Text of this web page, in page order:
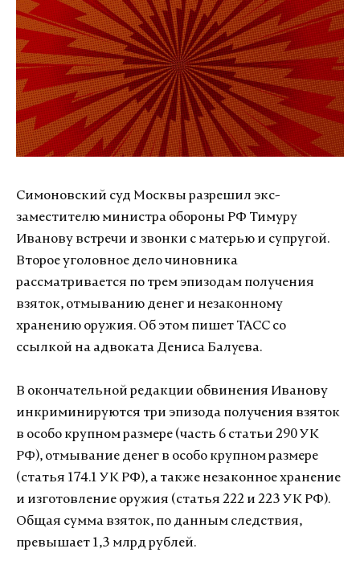
Симоновский суд Москвы разрешил экс-
заместителю министра обороны РФ Тимуру
Иванову встречи и звонки с матерью и супругой.
Второе уголовное дело чиновника
рассматривается по трем эпизодам получения
взяток, отмыванию денег и незаконному
хранению оружия. Об этом пишет ТАСС со
ссылкой на адвоката Дениса Балуева.
В окончательной редакции обвинения Иванову
инкриминируются три эпизода получения взяток
в особо крупном размере (часть 6 статьи 290 УК
РФ), отмывание денег в особо крупном размере
(статья 174.1 УК РФ), а также незаконное хранение
и изготовление оружия (статья 222 и 223 УК РФ).
Общая сумма взяток, по данным следствия,
превышает 1,3 млрд рублей.